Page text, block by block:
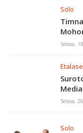
Solo
Selasa,
Etalase
Media
Selasa,
Solo